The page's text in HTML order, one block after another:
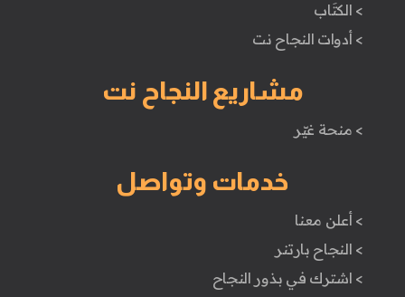
> الكتَاب
> أدوات النجاح نت
مشاريع النجاح نت
> منحة غيّر
خدمات وتواصل
> أعلن معنا
> النجاح بارتنر
> اشترك في بذور النجاح